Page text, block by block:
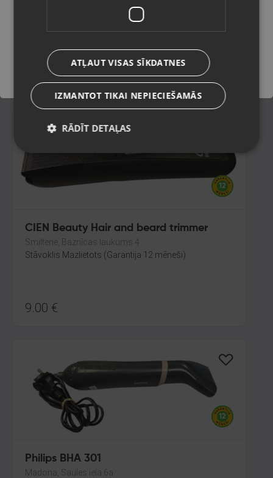
Stāvoklis Mazlietots (Garantija 12 mēneši)
12.00€
CIEN Beauty Hair and beard trimmer
Smiltene, Baznīcas laukums 4
Stāvoklis Mazlietots (Garantija 12 mēneši)
9.00 €
Philips BHA 301
Madona, Saules iela 6a
Saglabāt
ATĻAUT VISAS SĪKDATNES
IZMANTOT TIKAI NEPIECIEŠAMĀS
RĀDĪT DETAĻAS